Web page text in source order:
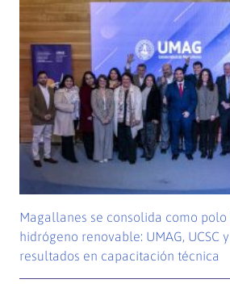
Magallanes se consolida como
hidrógeno renovable: UMAG, UCSC
resultados en capacitación técnica